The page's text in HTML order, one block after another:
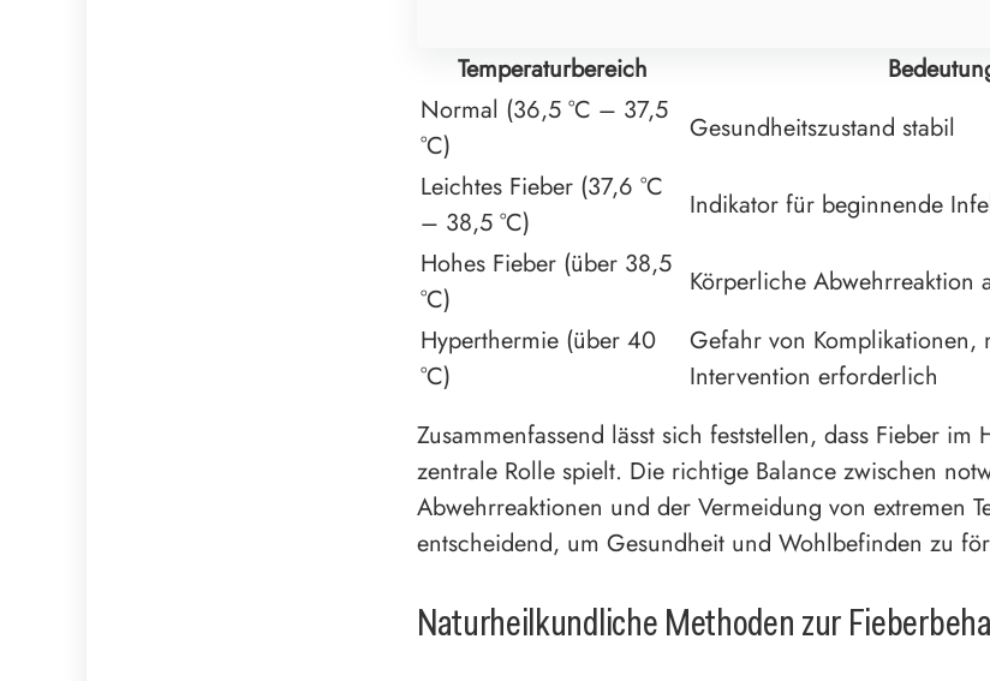
Temperaturbereich
Normal (36,5 °C – 37,5
°C)
Gesundheitszustand stabil
Leichtes Fieber (37,6 °C
– 38,5 °C)
Indikator für beginnende
Hohes Fieber (über 38,5
°C)
Körperliche Abwehrreaktion
Hyperthermie (über 40
°C)
Gefahr von Komplikationen,
Intervention erforderlich
Zusammenfassend lässt sich feststellen, dass Fieber im
zentrale Rolle spielt. Die richtige Balance zwischen
Abwehrreaktionen und der Vermeidung von extremen
entscheidend, um Gesundheit und Wohlbefinden zu
Naturheilkundliche Methoden zur